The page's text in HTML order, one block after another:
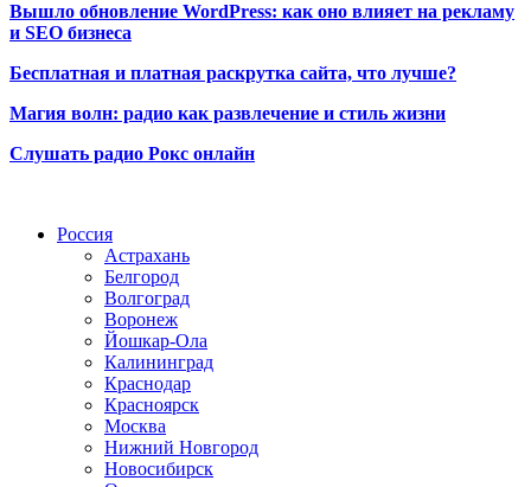
Вышло обновление WordPress: как оно влияет на рекламу
и SEO бизнеса
Бесплатная и платная раскрутка сайта, что лучше?
Магия волн: радио как развлечение и стиль жизни
Слушать радио Рокс онлайн
Россия
Астрахань
Белгород
Волгоград
Воронеж
Йошкар-Ола
Калининград
Краснодар
Красноярск
Москва
Нижний Новгород
Новосибирск